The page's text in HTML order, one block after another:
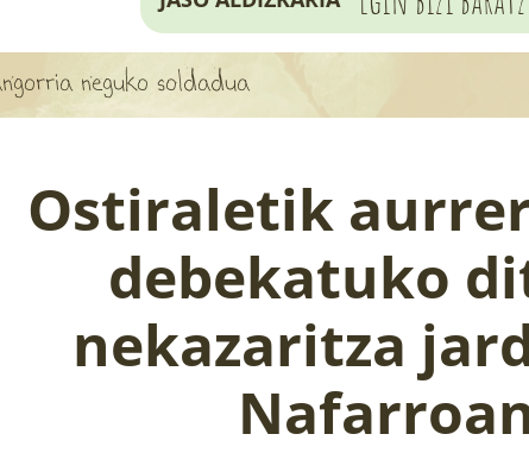
neguko soldadua
Ostiraletik
debekatuko
nekazaritza